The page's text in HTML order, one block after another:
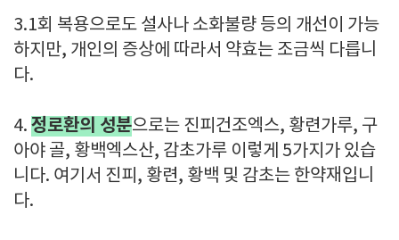
3.1회 복용으로도 설사나 소화불량 등의 개선이 가능
하지만, 개인의 증상에 따라서 약효는 조금씩 다릅니
다.
4. 정로환의 성분으로는 진피건조엑스, 황련가루, 구
아야 골, 황백엑스산, 감초가루 이렇게 5가지가 있습
니다. 여기서 진피, 황련, 황백 및 감초는 한약재입니
다.